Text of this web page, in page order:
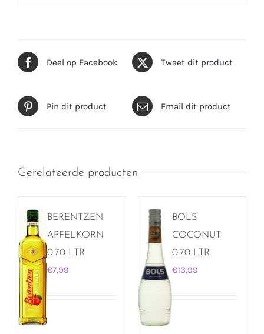
Deel op Facebook Tweet dit product
Pin dit product Email dit product
Gerelateerde producten
BERENTZEN
APFELKORN
0.70 LTR
€7,99
BOLS
COCONUT
0.70 LTR
€13,99